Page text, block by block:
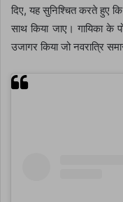
दिए, यह सुनिश्चित करते हुए
साथ किया जाए। गायिका के
उजागर किया जो नवरात्रि